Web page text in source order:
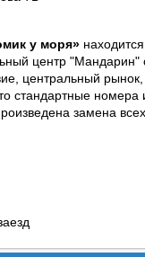
у моря»
центр "Мандарин"
центральный
стандартные номера
замена